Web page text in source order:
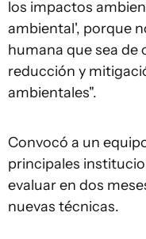
los impactos
ambiental', porque
humana que sea
reducción y
ambientales".
Convocó a un
principales
evaluar en dos
nuevas técnicas.